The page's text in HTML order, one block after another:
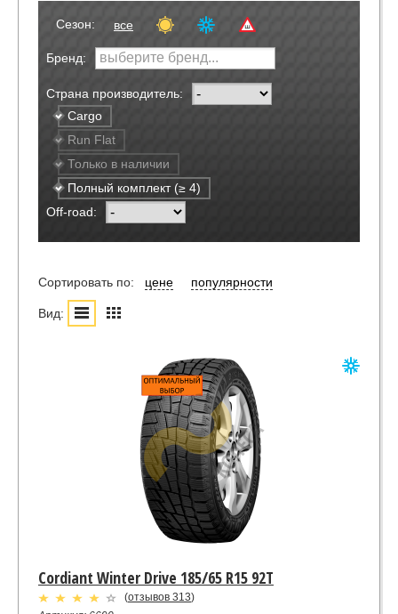
Сезон: все
Бренд:
Страна производитель:
Cargo
Run Flat
Только в наличии
Полный комплект (≥ 4)
Off-road:
Сортировать по: цене популярности
Вид:
Cordiant Winter Drive 185/65 R15 92T
(отзывов 313)